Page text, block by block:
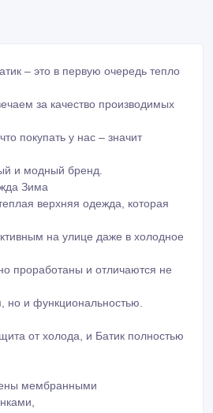
– это в первую очередь тепло
за качество производимых
покупать у нас – значит
и модный бренд.
Зима
верхняя одежда, которая
на улице даже в холодное
проработаны и отличаются не
и функциональностью.
от холода, и Батик полностью
мембранными